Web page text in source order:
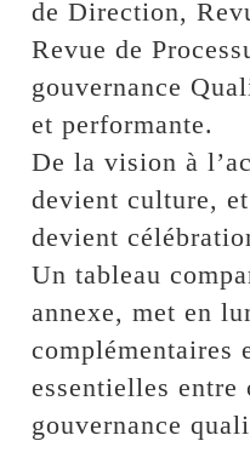
de Direction,
Revue de
gouvernance
et performante.
De la vision à
devient culture,
devient
Un tableau
annexe, met en
complémentaires
essentielles
gouvernance